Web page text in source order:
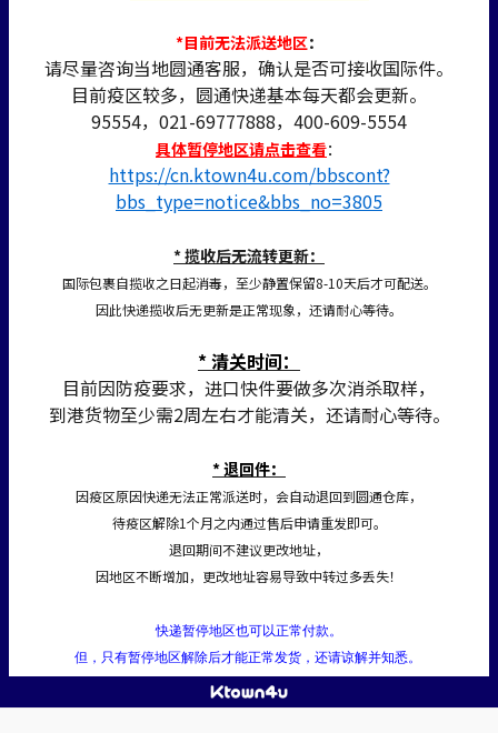
*目前无法派送地区：
请尽量咨询当地圆通客服，确认是否可接收国际件。
目前疫区较多，圆通快递基本每天都会更新。
95554，021-69777888，400-609-5554
具体暂停地区请点击查看：
https://cn.ktown4u.com/bbscont?
bbs_type=notice&bbs_no=3805
* 揽收后无流转更新：
国际包裹自揽收之日起消毒，至少静置保留8-10天后才可配送。
因此快递揽收后无更新是正常现象，还请耐心等待。
* 清关时间：
目前因防疫要求，进口快件要做多次消杀取样，
到港货物至少需2周左右才能清关，还请耐心等待。
* 退回件：
因疫区原因快递无法正常派送时，会自动退回到圆通仓库，
待疫区解除1个月之内通过售后申请重发即可。
退回期间不建议更改地址，
因地区不断增加，更改地址容易导致中转过多丢失！
快递暂停地区也可以正常付款。
但，只有暂停地区解除后才能正常发货，还请谅解并知悉。